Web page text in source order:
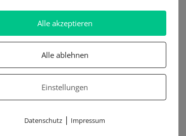
Alle akzeptieren
Alle ablehnen
Einstellungen
Datenschutz | Impressum